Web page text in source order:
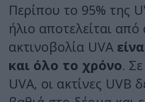
Περίπου το 95% της
ήλιο αποτελείται
ακτινοβολία UVA
και όλο το χρόνο.
UVA, οι ακτίνες